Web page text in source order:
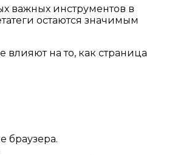
важных инструментов в
остаются значимым
на то, как страница
браузера.